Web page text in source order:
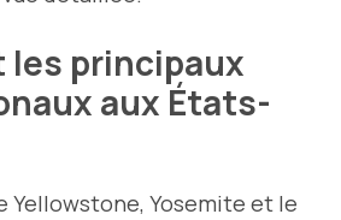
les principaux
aux États-
Yellowstone, Yosemite et le